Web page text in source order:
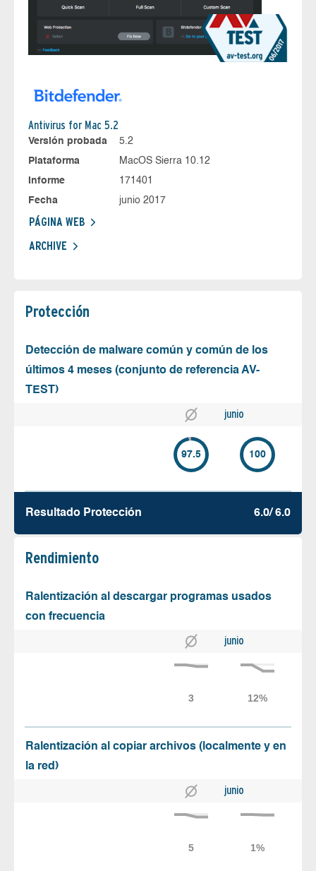
Antivirus for Mac 5.2
Versión probada
5.2
Plataforma
MacOS Sierra 10.12
Informe
171401
Fecha
junio 2017
PÁGINA WEB
ARCHIVE
Protección
Detección de malware común y común de los
últimos 4 meses (conjunto de referencia AV-
TEST)
junio
97.5 100
Resultado Protección 6.0/ 6.0
Rendimiento
Ralentización al descargar programas usados
con frecuencia
junio
Ralentización al copiar archivos (localmente y en
la red)
junio